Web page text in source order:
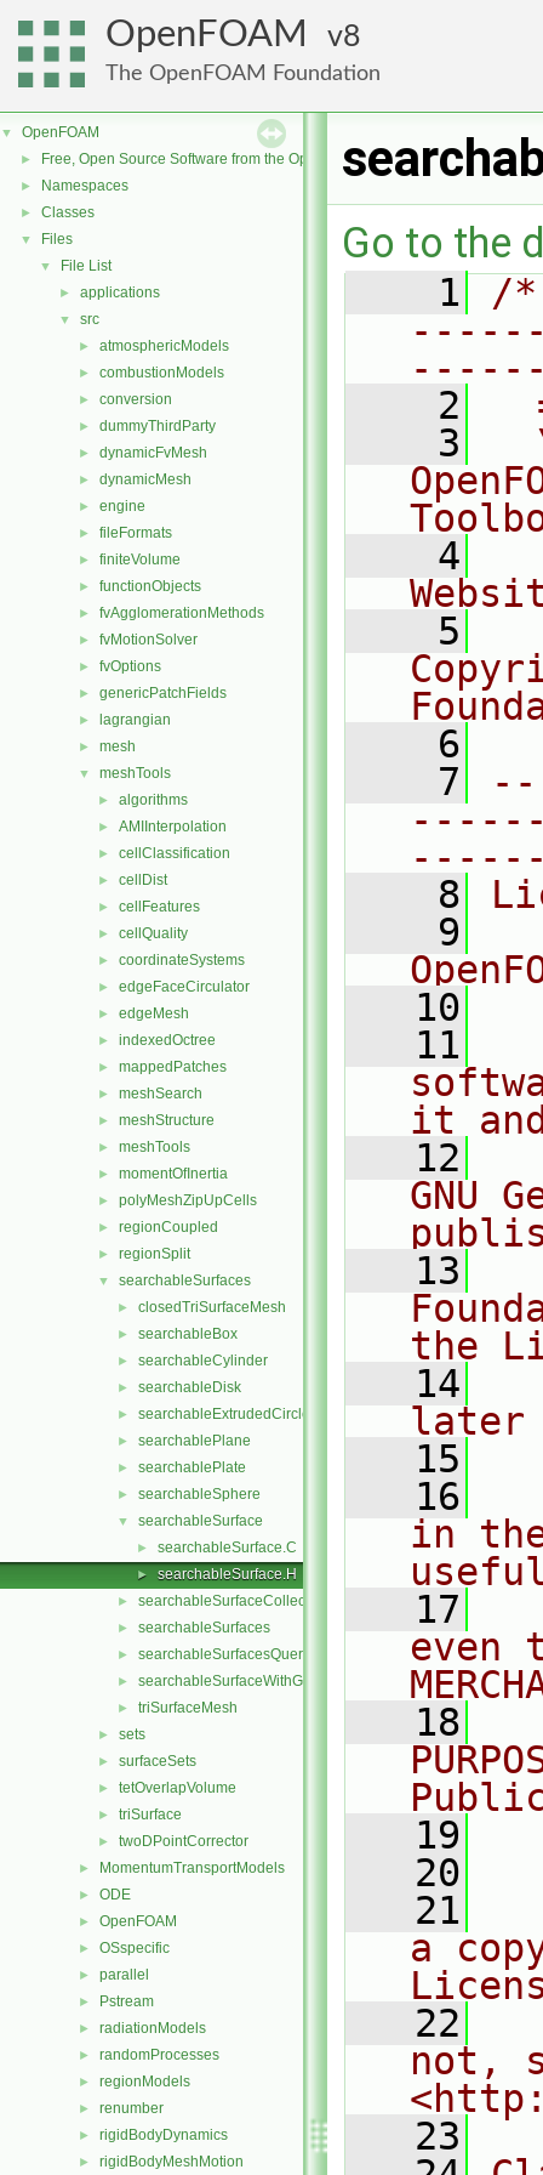
OpenFOAM 8
The OpenFOAM Foundation
▼ OpenFOAM
► Free, Open Source Software from the OpenFOAM Foundation
► Namespaces
► Classes
▼ Files
▼ File List
► applications
▼ src
► atmosphericModels
► combustionModels
► conversion
► dummyThirdParty
► dynamicFvMesh
► dynamicMesh
► engine
► fileFormats
► finiteVolume
► functionObjects
► fvAgglomerationMethods
► fvMotionSolver
► fvOptions
► genericPatchFields
► lagrangian
► mesh
▼ meshTools
► algorithms
► AMIInterpolation
► cellClassification
► cellDist
► cellFeatures
► cellQuality
► coordinateSystems
► edgeFaceCirculator
► edgeMesh
► indexedOctree
► mappedPatches
► meshSearch
► meshStructure
► meshTools
► momentOfInertia
► polyMeshZipUpCells
► regionCoupled
► regionSplit
▼ searchableSurfaces
► closedTriSurfaceMesh
► searchableBox
► searchableCylinder
► searchableDisk
► searchableExtrudedCircle
► searchablePlane
► searchablePlate
► searchableSphere
▼ searchableSurface
► searchableSurface.C
► searchableSurface.H
► searchableSurfaceCollection
► searchableSurfaces
► searchableSurfacesQueries
► searchableSurfaceWithGaps
► triSurfaceMesh
► sets
► surfaceSets
► tetOverlapVolume
► triSurface
► twoDPointCorrector
► MomentumTransportModels
► ODE
► OpenFOAM
► OSspecific
► parallel
► Pstream
► radiationModels
► randomProcesses
► regionModels
► renumber
► rigidBodyDynamics
► rigidBodyMeshMotion
Go to the
    1
/
    2
    3
    4
    5
    6
    7
    8
    9
   10
   11
it
   12
GNU
   13
the
   14
later
   15
   16
in
   17
even
   18
   19
   20
   21
a
   22
not,
   23